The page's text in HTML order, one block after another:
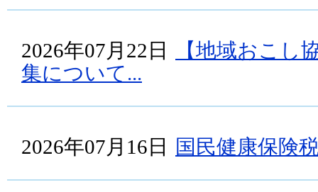
2026年07月22日
【地域おこし
集について...
2026年07月16日 国民健康保険